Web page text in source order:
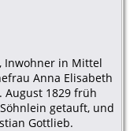
Inwohner in Mittel
Anna Elisabeth
August 1829 früh
getauft, und
Gottlieb.